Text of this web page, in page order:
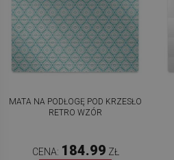
MATA NA PODŁOGĘ POD KRZESŁO
RETRO WZÓR
CENA: 184.99 ZŁ